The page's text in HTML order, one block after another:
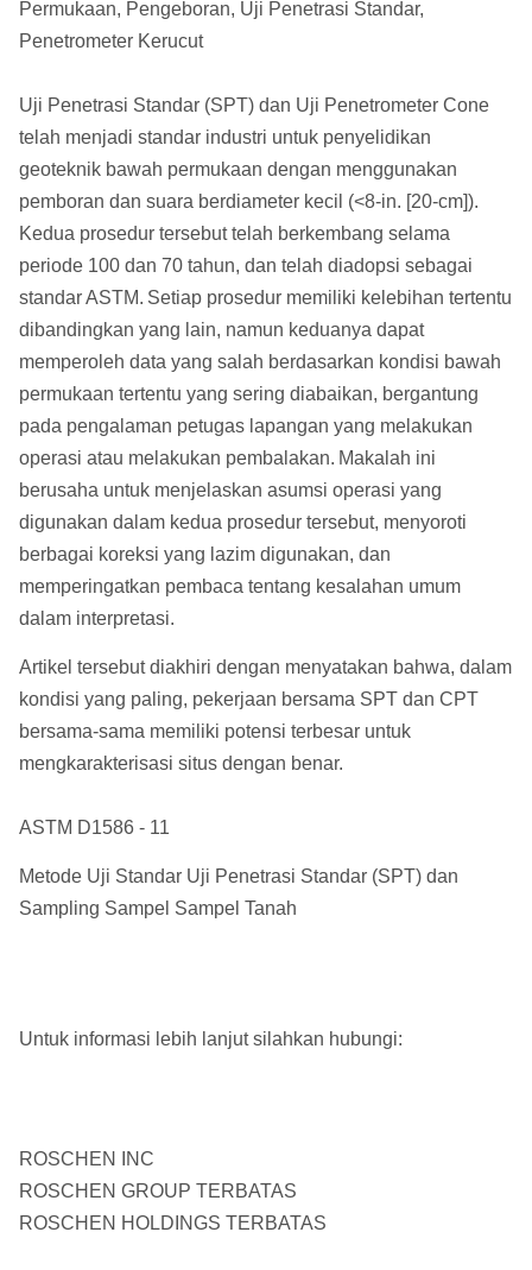
Permukaan, Pengeboran, Uji Penetrasi Standar,
Penetrometer Kerucut
Uji Penetrasi Standar (SPT) dan Uji Penetrometer Cone
telah menjadi standar industri untuk penyelidikan
geoteknik bawah permukaan dengan menggunakan
pemboran dan suara berdiameter kecil (<8-in. [20-cm]).
Kedua prosedur tersebut telah berkembang selama
periode 100 dan 70 tahun, dan telah diadopsi sebagai
standar ASTM. Setiap prosedur memiliki kelebihan tertentu
dibandingkan yang lain, namun keduanya dapat
memperoleh data yang salah berdasarkan kondisi bawah
permukaan tertentu yang sering diabaikan, bergantung
pada pengalaman petugas lapangan yang melakukan
operasi atau melakukan pembalakan. Makalah ini
berusaha untuk menjelaskan asumsi operasi yang
digunakan dalam kedua prosedur tersebut, menyoroti
berbagai koreksi yang lazim digunakan, dan
memperingatkan pembaca tentang kesalahan umum
dalam interpretasi.
Artikel tersebut diakhiri dengan menyatakan bahwa, dalam
kondisi yang paling, pekerjaan bersama SPT dan CPT
bersama-sama memiliki potensi terbesar untuk
mengkarakterisasi situs dengan benar.
ASTM D1586 - 11
Metode Uji Standar Uji Penetrasi Standar (SPT) dan
Sampling Sampel Sampel Tanah
Untuk informasi lebih lanjut silahkan hubungi:
ROSCHEN INC
ROSCHEN GROUP TERBATAS
ROSCHEN HOLDINGS TERBATAS